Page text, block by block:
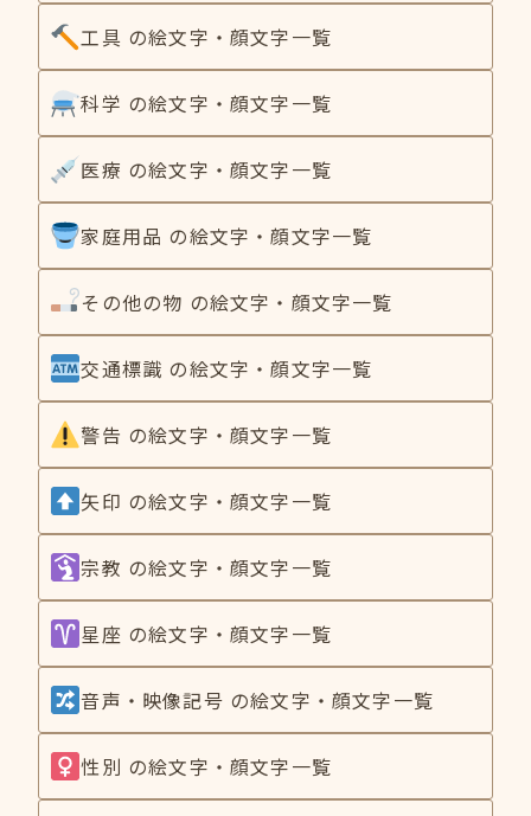
工具 の絵文字・顔文字一覧
科学 の絵文字・顔文字一覧
医療 の絵文字・顔文字一覧
家庭用品 の絵文字・顔文字一覧
その他の物 の絵文字・顔文字一覧
交通標識 の絵文字・顔文字一覧
警告 の絵文字・顔文字一覧
矢印 の絵文字・顔文字一覧
宗教 の絵文字・顔文字一覧
星座 の絵文字・顔文字一覧
音声・映像記号 の絵文字・顔文字一覧
性別 の絵文字・顔文字一覧